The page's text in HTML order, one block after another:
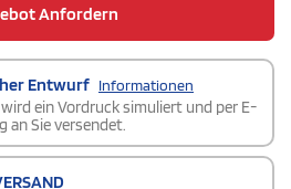
Anfordern
Entwurf Informationen
ein Vordruck simuliert und per E-
an Sie versendet.